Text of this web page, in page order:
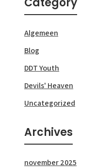
Algemeen
Blog
DDT Youth
Devils' Heaven
Uncategorized
Archives
november 2025